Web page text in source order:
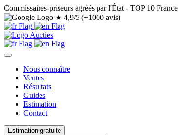
Commissaires-priseurs agréés par l'État - TOP 10 France
★ 4,9/5 (+1000 avis)
Nous connaître
Ventes
Résultats
Guides
Estimation
Contact
Estimation gratuite